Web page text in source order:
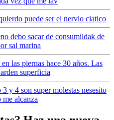
puede ser el nervio ciatico
debo sacar de consumildak de
sal marina
las piernas hace 30 años. Las
superficia
y 4 son super molestas nesesito
alcanza